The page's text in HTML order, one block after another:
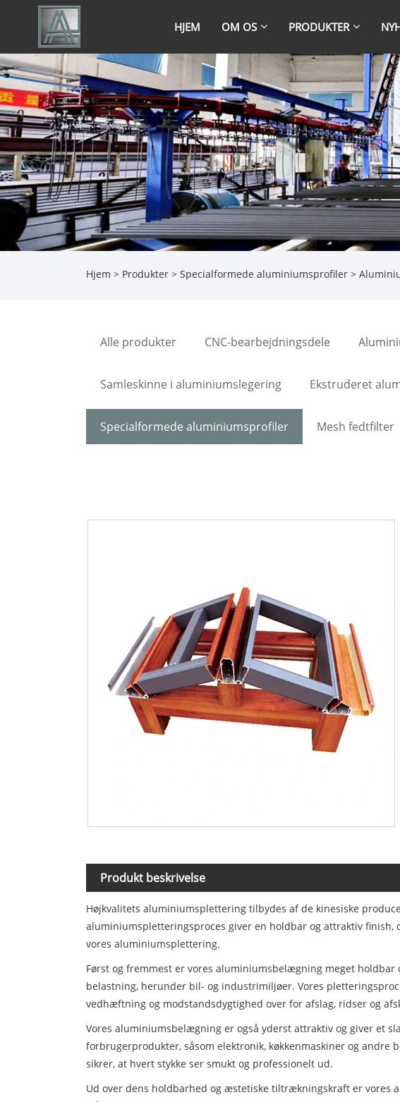
HJEM OM OS PRODUKTER
Hjem > Produkter > Specialformede aluminiumsprofiler >
Alle produkter CNC-bearbejdningsdele
Samleskinne i aluminiumslegering Ekstruderet
Specialformede aluminiumsprofiler Mesh fedtfilter
Produkt beskrivelse
Højkvalitets aluminiumsplettering tilbydes af de kinesiske
aluminiumspletteringsproces giver en holdbar og attraktiv
vores aluminiumsplettering.
Først og fremmest er vores aluminiumsbelægning meget
belastning, herunder bil- og industrimiljøer. Vores
vedhæftning og modstandsdygtighed over for afslag, ridser og
Vores aluminiumsbelægning er også yderst attraktiv og giver et
forbrugerprodukter, såsom elektronik, køkkenmaskiner og
sikrer, at hvert stykke ser smukt og professionelt ud.
Ud over dens holdbarhed og æstetiske tiltrækningskraft er vores